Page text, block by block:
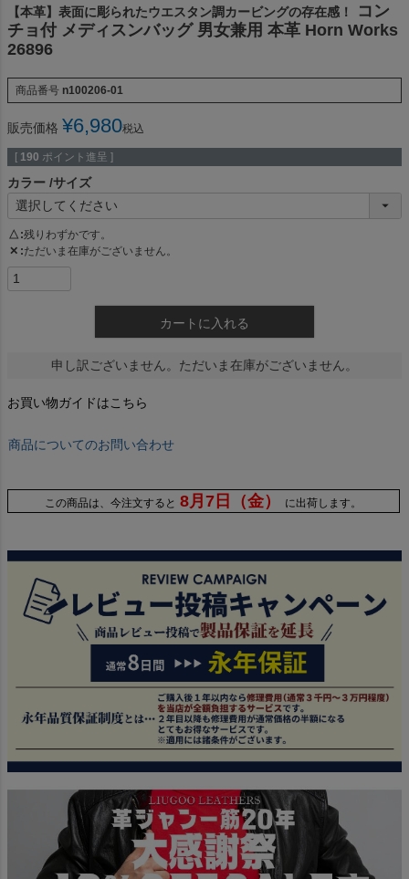
【本革】表面に彫られたウエスタン調カービングの存在感！
コン
チョ付 メディスンバッグ 男女兼用 本革 Horn Works
26896
商品番号 n100206-01
販売価格 ¥6,980税込
[ 190 ポイント進呈 ]
カラー サイズ
△ 残りわずかです。
✕ ただいま在庫がございません。
カートに入れる
申し訳ございません。ただいま在庫がございません。
お買い物ガイドはこちら
商品についてのお問い合わせ